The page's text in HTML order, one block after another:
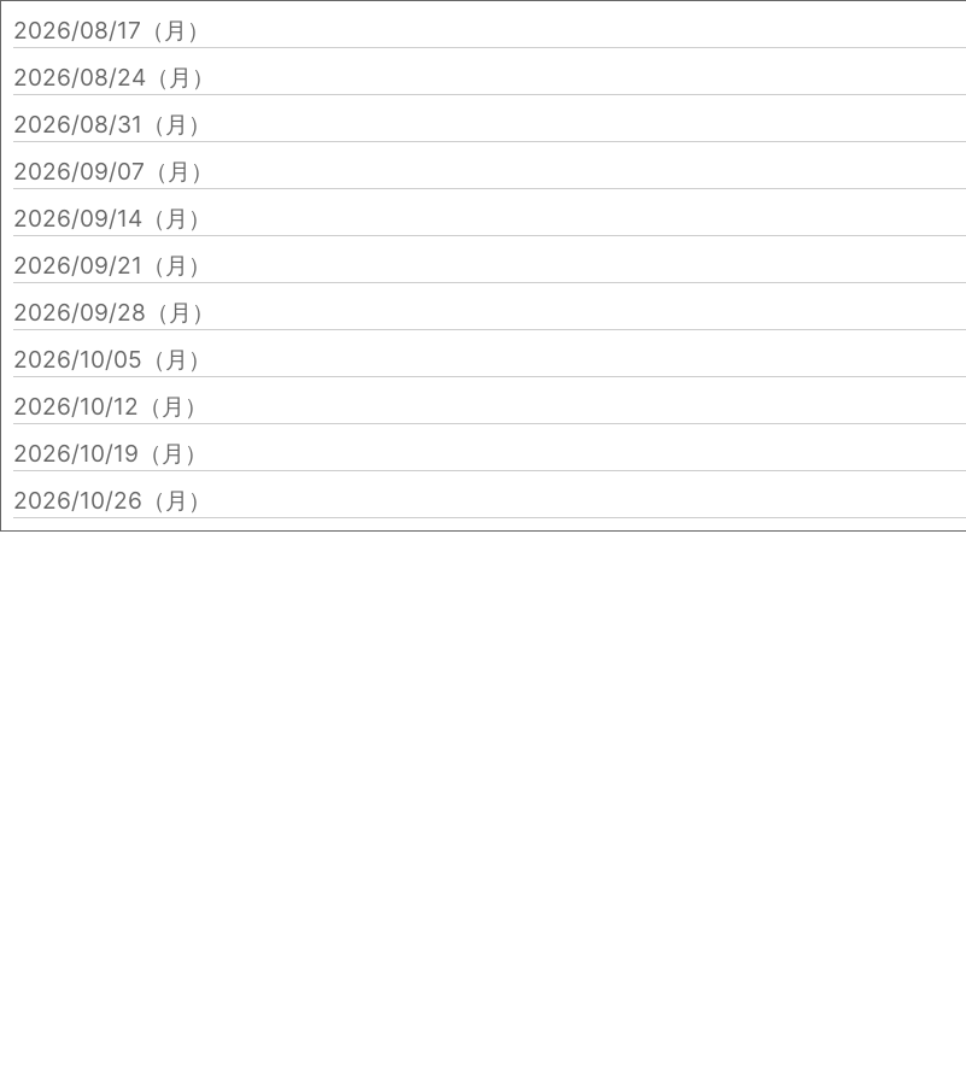
2026/08/17（月）
2026/08/24（月）
2026/08/31（月）
2026/09/07（月）
2026/09/14（月）
2026/09/21（月）
2026/09/28（月）
2026/10/05（月）
2026/10/12（月）
2026/10/19（月）
2026/10/26（月）